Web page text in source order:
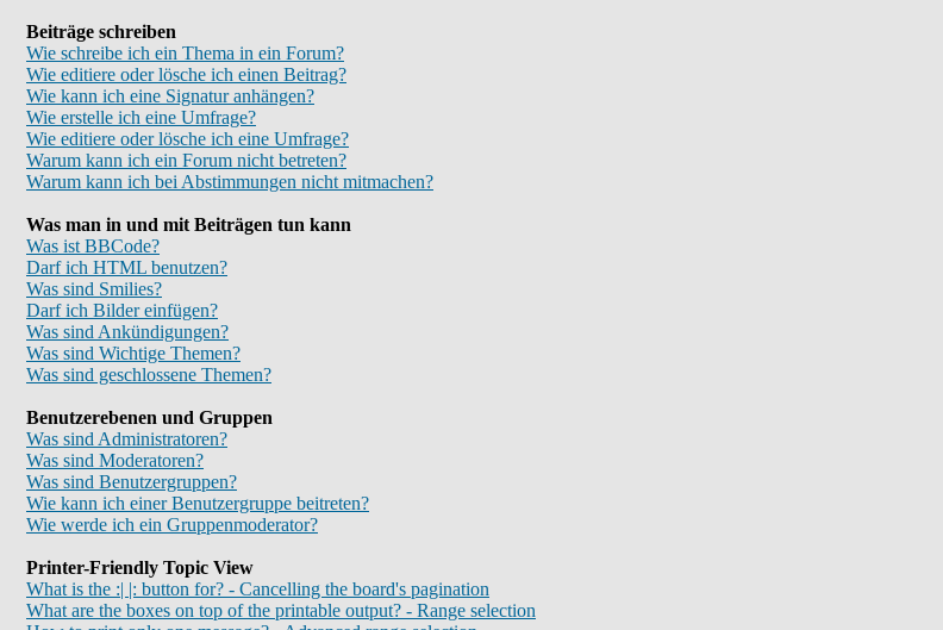
Beiträge schreiben
Wie schreibe ich ein Thema in ein Forum?
Wie editiere oder lösche ich einen Beitrag?
Wie kann ich eine Signatur anhängen?
Wie erstelle ich eine Umfrage?
Wie editiere oder lösche ich eine Umfrage?
Warum kann ich ein Forum nicht betreten?
Warum kann ich bei Abstimmungen nicht mitmachen?
Was man in und mit Beiträgen tun kann
Was ist BBCode?
Darf ich HTML benutzen?
Was sind Smilies?
Darf ich Bilder einfügen?
Was sind Ankündigungen?
Was sind Wichtige Themen?
Was sind geschlossene Themen?
Benutzerebenen und Gruppen
Was sind Administratoren?
Was sind Moderatoren?
Was sind Benutzergruppen?
Wie kann ich einer Benutzergruppe beitreten?
Wie werde ich ein Gruppenmoderator?
Printer-Friendly Topic View
What is the :| |: button for? - Cancelling the board's pagination
What are the boxes on top of the printable output? - Range selection